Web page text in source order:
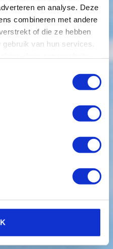
en analyse. Deze
combineren met andere
of die ze hebben
van hun services.